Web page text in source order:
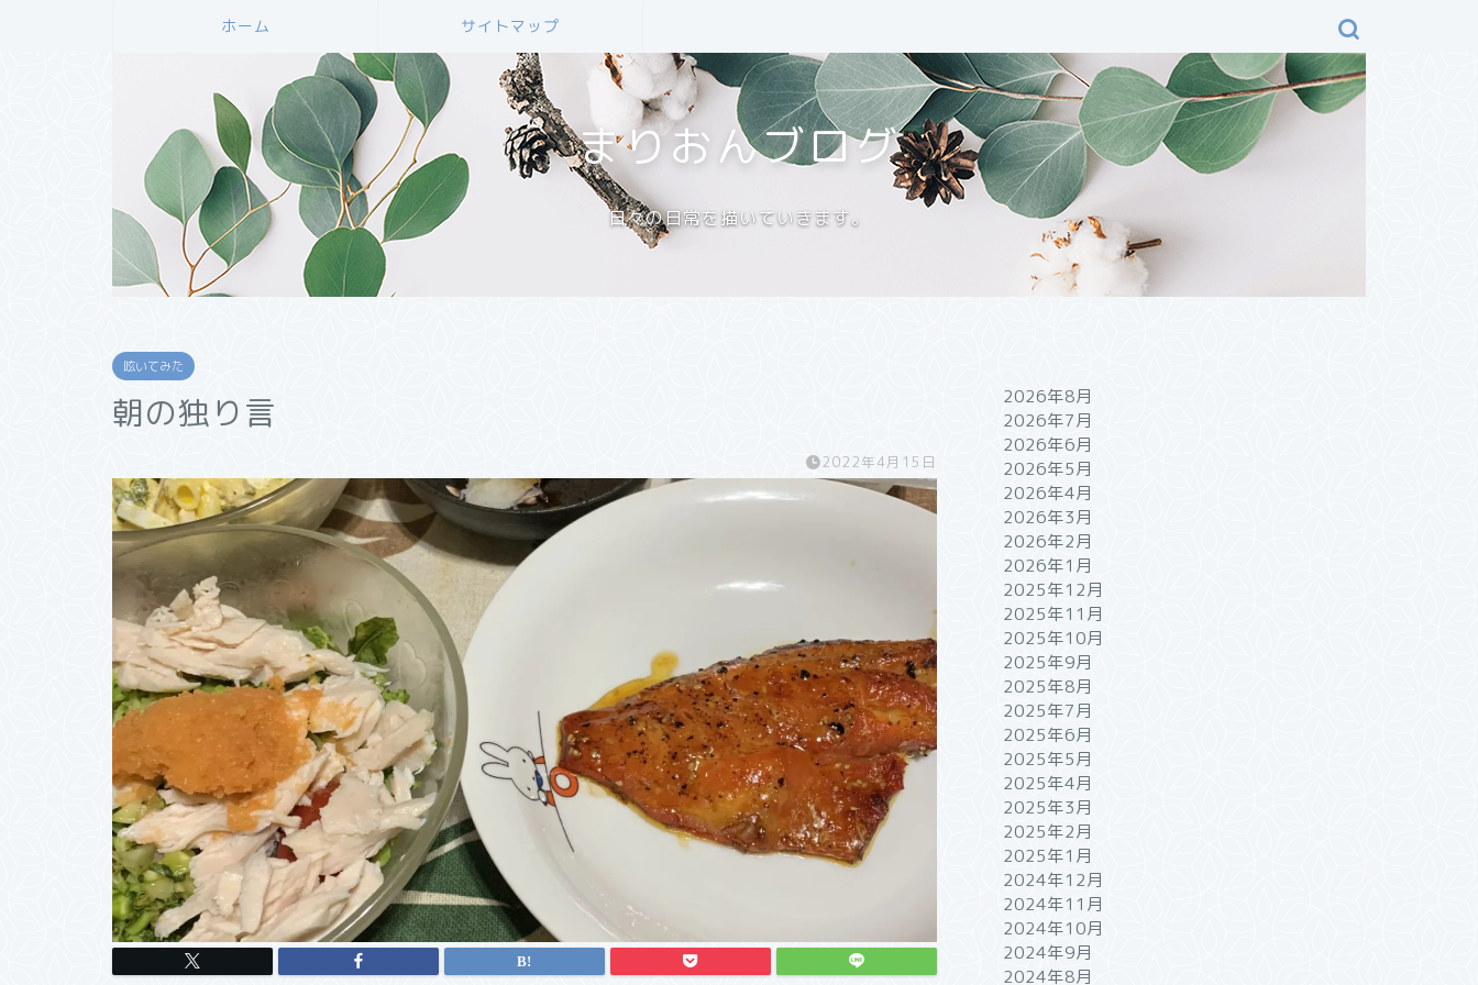
ホーム サイトマップ
まりおんブログ
日々の日常を描いていきます。
呟いてみた
朝の独り言
2022年4月15日
2026年8月
2026年7月
2026年6月
2026年5月
2026年4月
2026年3月
2026年2月
2026年1月
2025年12月
2025年11月
2025年10月
2025年9月
2025年8月
2025年7月
2025年6月
2025年5月
2025年4月
2025年3月
2025年2月
2025年1月
2024年12月
2024年11月
2024年10月
2024年9月
2024年8月